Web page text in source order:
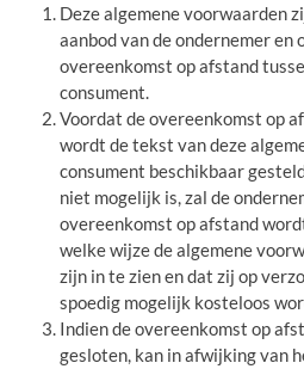
Deze algemene voorwaarden
aanbod van de ondernemer
overeenkomst op afstand
consument.
Voordat de overeenkomst op
wordt de tekst van deze
consument beschikbaar
niet mogelijk is, zal de
overeenkomst op afstand
welke wijze de algemene
zijn in te zien en dat zij op
spoedig mogelijk kosteloos
Indien de overeenkomst op
gesloten, kan in afwijking van